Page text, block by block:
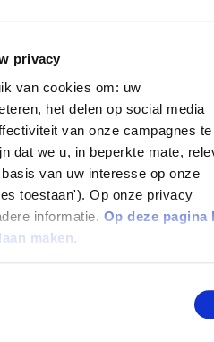
privacy
van cookies om: uw
het delen op social media
van onze campagnes te
dat we u, in beperkte mate,
van uw interesse op onze
toestaan'). Op onze privacy
informatie. Op deze pagina
maken.
Team Lead Customer
Service
Volker Seitz